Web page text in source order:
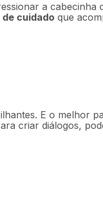
a cabecinha
cuidado que
E o melhor
criar diálogos,